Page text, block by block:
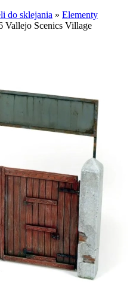
do sklejania » Elementy
Scenics Village